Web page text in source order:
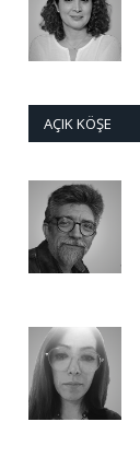
AÇIK KÖŞE